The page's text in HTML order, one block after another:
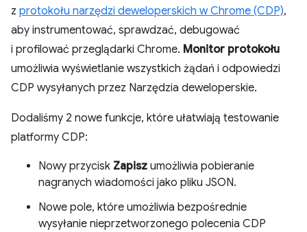
z protokołu narzędzi deweloperskich w Chrome (CDP),
aby instrumentować, sprawdzać, debugować
i profilować przeglądarki Chrome. Monitor protokołu
umożliwia wyświetlanie wszystkich żądań i odpowiedzi
CDP wysyłanych przez Narzędzia deweloperskie.
Dodaliśmy 2 nowe funkcje, które ułatwiają testowanie
platformy CDP:
Nowy przycisk Zapisz umożliwia pobieranie
nagranych wiadomości jako pliku JSON.
Nowe pole, które umożliwia bezpośrednie
wysyłanie nieprzetworzonego polecenia CDP